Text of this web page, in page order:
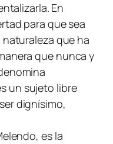
En
para que sea
naturaleza que ha
que nunca y
un sujeto libre
dignísimo,
es la